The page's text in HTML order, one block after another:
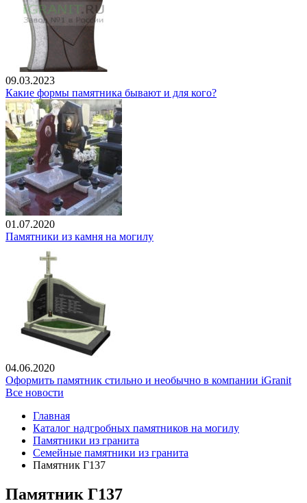
09.03.2023
Какие формы памятника бывают и для кого?
01.07.2020
Памятники из камня на могилу
04.06.2020
Оформить памятник стильно и необычно в компании iGranit
Все новости
Главная
Каталог надгробных памятников на могилу
Памятники из гранита
Семейные памятники из гранита
Памятник Г137
Памятник Г137